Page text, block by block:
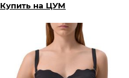
Купить на ЦУМ